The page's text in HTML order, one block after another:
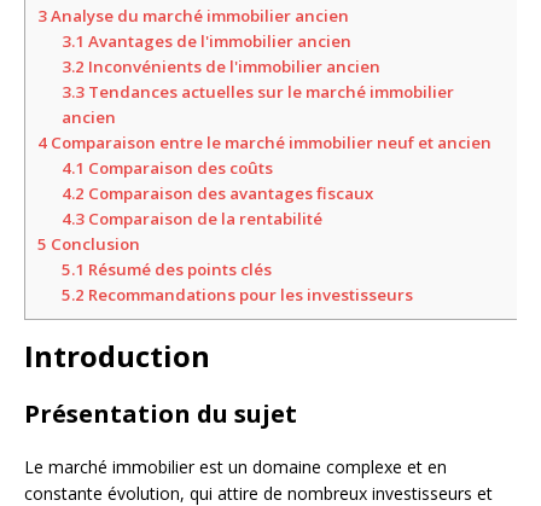
3Analyse du marché immobilier ancien
3.1 Avantages de l'immobilier ancien
3.2 Inconvénients de l'immobilier ancien
3.3Tendances actuelles sur le marché immobilier
ancien
4 Comparaison entre le marché immobilier neuf et ancien
4.1 Comparaison des coûts
4.2 Comparaison des avantages fiscaux
4.3Comparaison de la rentabilité
5 Conclusion
5.1 Résumé des points clés
5.2 Recommandations pour les investisseurs
Introduction
Présentation du sujet
Le marché immobilier est un domaine complexe et en
constante évolution, qui attire de nombreux investisseurs et